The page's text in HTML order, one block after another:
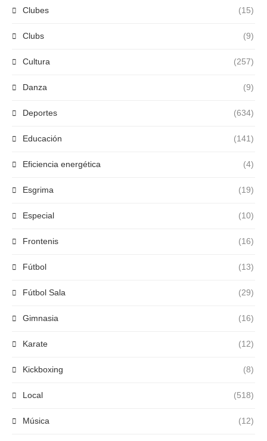
Clubes (15)
Clubs (9)
Cultura (257)
Danza (9)
Deportes (634)
Educación (141)
Eficiencia energética (4)
Esgrima (19)
Especial (10)
Frontenis (16)
Fútbol (13)
Fútbol Sala (29)
Gimnasia (16)
Karate (12)
Kickboxing (8)
Local (518)
Música (12)